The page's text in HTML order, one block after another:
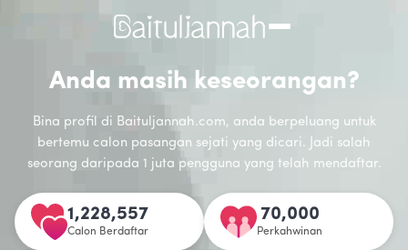
Anda masih keseorangan?
Bina profil di Baituljannah.com, anda berpeluang untuk
bertemu calon pasangan sejati yang dicari. Jadi salah
seorang daripada 1 juta pengguna yang telah mendaftar.
1,228,557
Calon Berdaftar
70,000
Perkahwinan